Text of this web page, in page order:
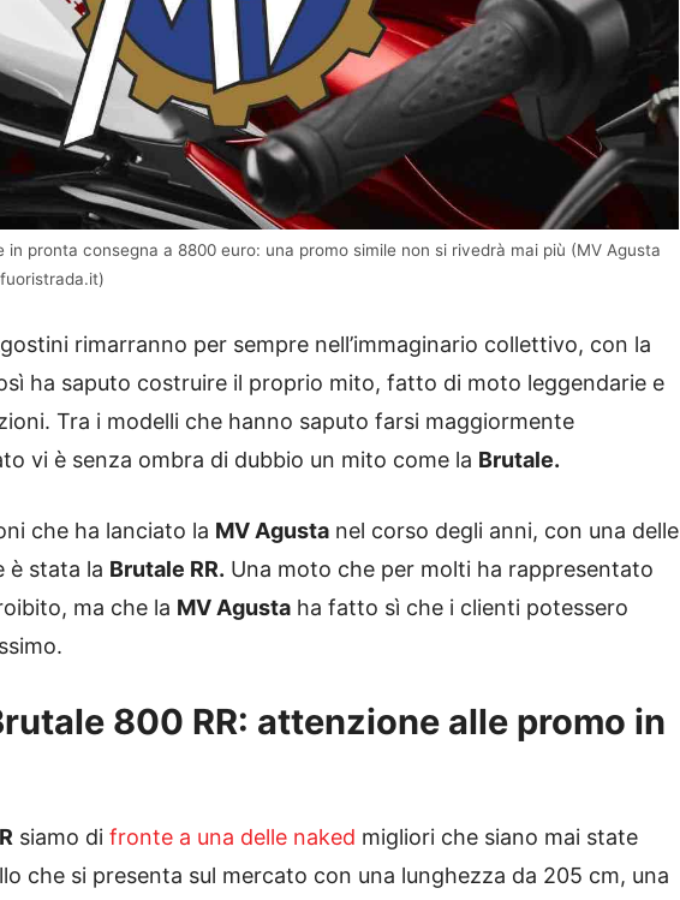
in pronta consegna a 8800 euro: una promo simile non si rivedrà mai più (MV Agusta
rimarranno per sempre nell’immaginario collettivo, con la
ha saputo costruire il proprio mito, fatto di moto leggendarie e
Tra i modelli che hanno saputo farsi maggiormente
vi è senza ombra di dubbio un mito come la Brutale.
che ha lanciato la MV Agusta nel corso degli anni, con una delle
è stata la Brutale RR. Una moto che per molti ha rappresentato
ma che la MV Agusta ha fatto sì che i clienti potessero
800 RR: attenzione alle promo in
siamo di fronte a una delle naked migliori che siano mai state
che si presenta sul mercato con una lunghezza da 205 cm, una